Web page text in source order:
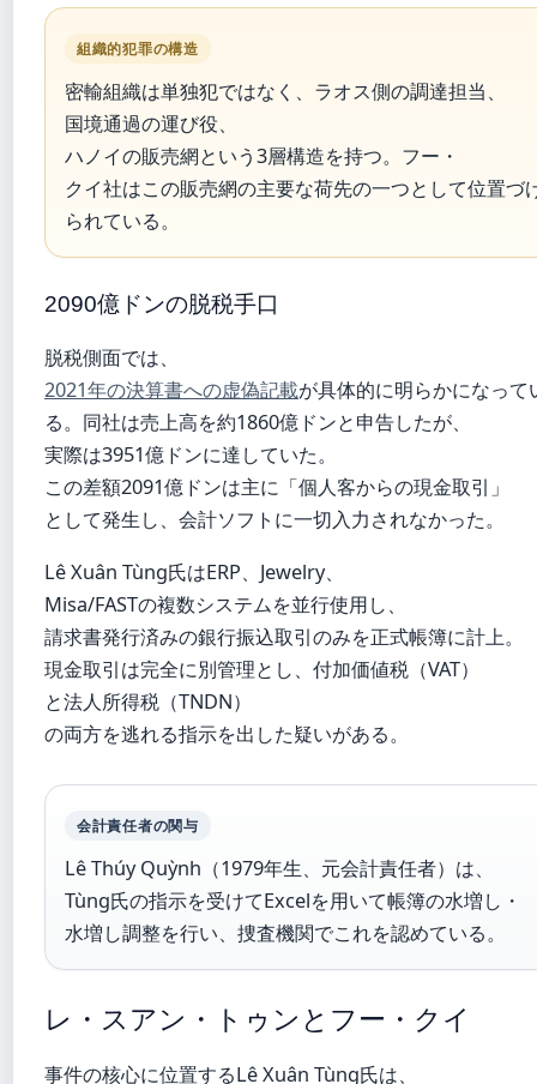
組織的犯罪の構造
密輸組織は単独犯ではなく、ラオス側の調達担当、
国境通過の運び役、
ハノイの販売網という3層構造を持つ。フー・
クイ社はこの販売網の主要な荷先の一つとして位置づ
られている。
2090億ドンの脱税手口
脱税側面では、
2021年の決算書への虚偽記載が具体的に明らかになって
る。同社は売上高を約1860億ドンと申告したが、
実際は3951億ドンに達していた。
この差額2091億ドンは主に「個人客からの現金取引」
として発生し、会計ソフトに一切入力されなかった。
Lê Xuân Tùng氏はERP、Jewelry、
Misa/FASTの複数システムを並行使用し、
請求書発行済みの銀行振込取引のみを正式帳簿に計上。
現金取引は完全に別管理とし、付加価値税（VAT）
と法人所得税（TNDN）
の両方を逃れる指示を出した疑いがある。
会計責任者の関与
Lê Thúy Quỳnh（1979年生、元会計責任者）は、
Tùng氏の指示を受けてExcelを用いて帳簿の水増し・
水増し調整を行い、捜査機関でこれを認めている。
レ・スアン・トゥンとフー・クイ
事件の核心に位置するLê Xuân Tùng氏は、